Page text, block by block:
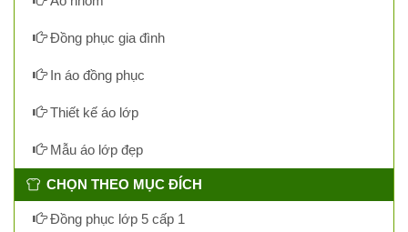
Đồng phục gia đình
In áo đồng phục
Thiết kế áo lớp
Mẫu áo lớp đẹp
CHỌN THEO MỤC ĐÍCH
Đồng phục lớp 5 cấp 1